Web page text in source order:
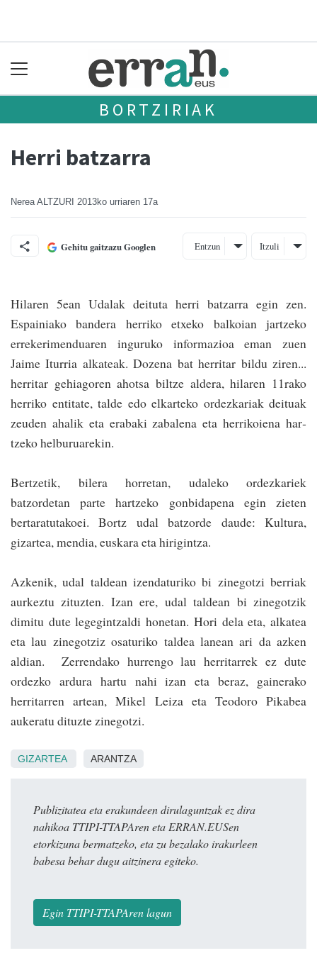
BORTZIRIAK
Herri batzarra
Nerea ALTZURI 2013ko urriaren 17a
Gehitu gaitzazu Googlen Entzun Itzuli
Hilaren 5ean Udalak deituta herri batzarra egin zen.
Espainiako bandera herriko etxeko balkoian jartzeko
errekerimenduaren inguruko informazioa eman zuen
Jaime Iturria alkateak. Dozena bat herritar bildu ziren...
herritar gehiagoren ahotsa biltze aldera, hilaren 11rako
herriko entitate, talde edo elkarteko ordezkariak deituak
zeuden ahalik eta erabaki zabalena eta herrikoiena har­
tzeko helburuarekin.
Bertzetik, bilera ho­rretan, udaleko ordezkariek
batzordetan parte hartzeko gonbidapena egin zieten
bertaratutakoei. Bortz udal batzorde daude: Kultura,
gizartea, mendia, euskara eta hirigintza.
Azkenik, udal taldean izendaturiko bi zinegotzi berriak
aurkeztu zituzten. Izan ere, udal taldean bi zinegotzik
dimitu dute legegintzaldi honetan. Hori dela eta, alkatea
eta lau zinego­tziz osaturiko taldea lanean ari da azken
aldian. Zerrendako hurrengo lau herritarrek ez dute
ordezko ardura hartu nahi izan eta beraz, gainerako
herritarren artean, Mikel Leiza eta Teodoro Pikabea
aukeratu dituzte zinegotzi.
GIZARTEA ARANTZA
Publizitatea eta erakundeen dirulaguntzak ez dira
nahikoa TTIPI-TTAPAren eta ERRAN.EUSen
etorkizuna bermatzeko, eta zu bezalako irakurleen
babesa behar dugu aitzinera egiteko.
Egin TTIPI-TTAPAren lagun